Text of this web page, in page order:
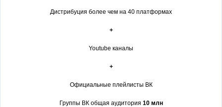
Дистрибуция более чем на 40 платформах
+
Youtube каналы
+
Официальные плейлисты ВК
Группы ВК общая аудитория 10 млн